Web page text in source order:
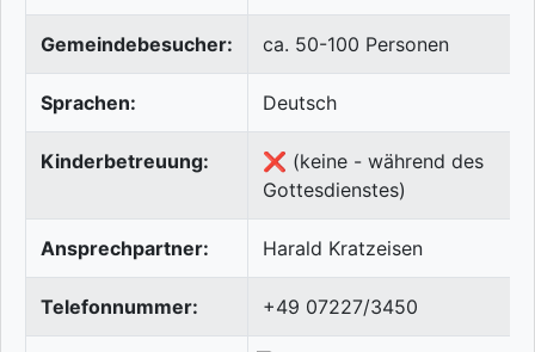
Gemeindebesucher: ca. 50-100 Personen
Sprachen: Deutsch
Kinderbetreuung:
❌ (keine - während des
Gottesdienstes)
Ansprechpartner: Harald Kratzeisen
Telefonnummer: +49 07227/3450